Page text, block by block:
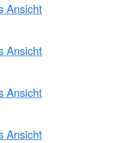
Ansicht
Ansicht
Ansicht
Ansicht